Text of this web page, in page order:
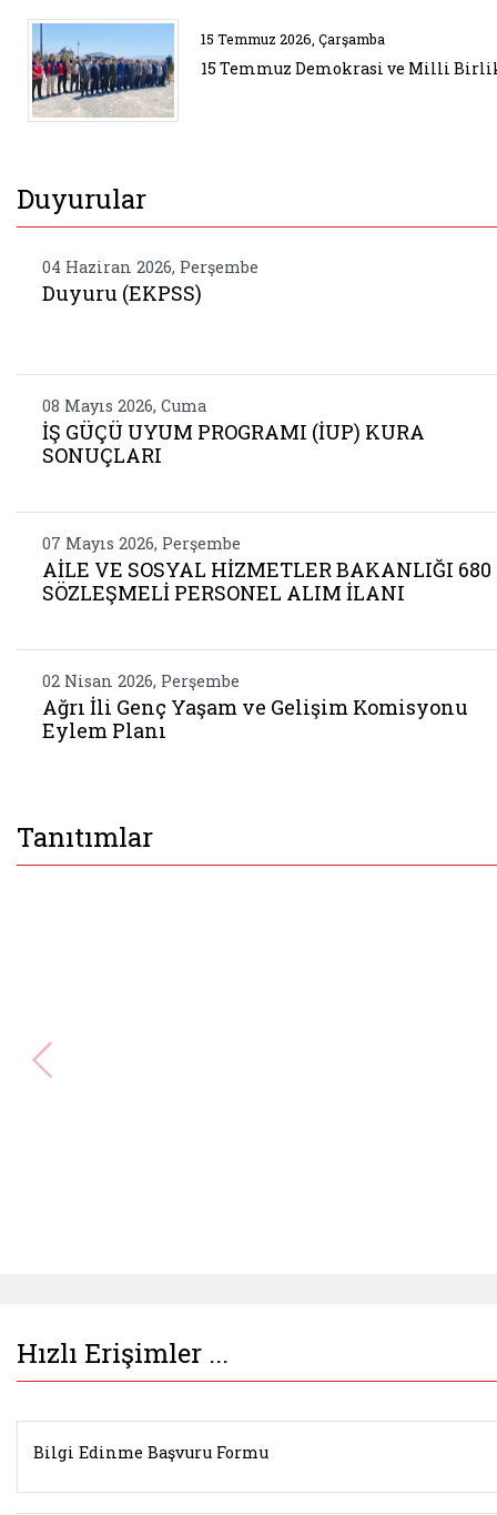
Belgeyi aç: 15 temmuz
15 Temmuz 2026, Çarşamba
15 Temmuz Demokrasi ve Milli
Duyurular
04 Haziran 2026, Perşembe
Duyuru (EKPSS)
08 Mayıs 2026, Cuma
İŞ GÜÇÜ UYUM PROGRAMI (İUP) KURA
SONUÇLARI
07 Mayıs 2026, Perşembe
AİLE VE SOSYAL HİZMETLER BAKANLIĞI 680
SÖZLEŞMELİ PERSONEL ALIM İLANI
02 Nisan 2026, Perşembe
Ağrı İli Genç Yaşam ve Gelişim Komisyonu
Eylem Planı
Tanıtımlar
Hızlı Erişimler ...
Bilgi Edinme Başvuru Formu